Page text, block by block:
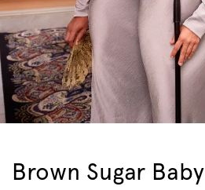
Brown Sugar Baby